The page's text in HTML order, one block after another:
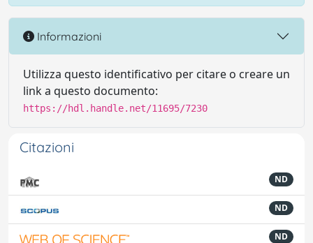
Informazioni
Utilizza questo identificativo per citare o creare un
link a questo documento:
https://hdl.handle.net/11695/7230
Citazioni
ND
ND
ND